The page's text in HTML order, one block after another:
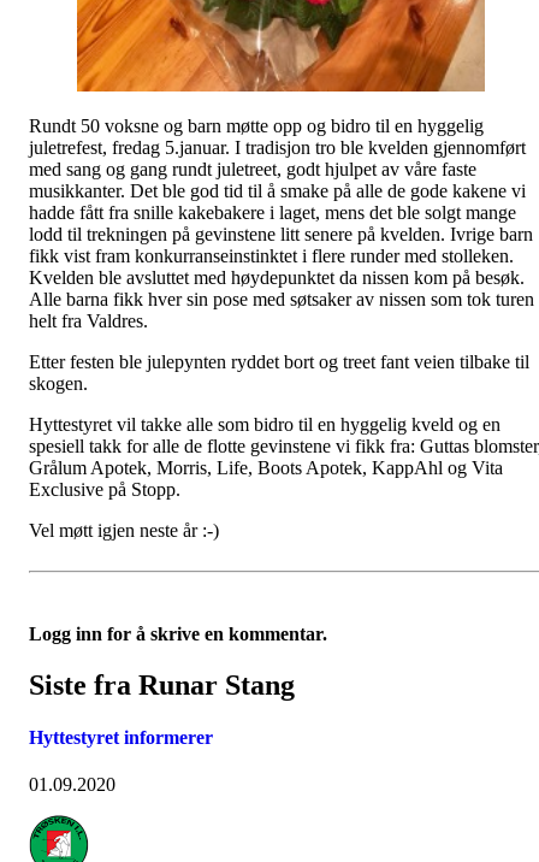
Rundt 50 voksne og barn møtte opp og bidro til en hyggelig
juletrefest, fredag 5.januar. I tradisjon tro ble kvelden gjennomført
med sang og gang rundt juletreet, godt hjulpet av våre faste
musikkanter. Det ble god tid til å smake på alle de gode kakene vi
hadde fått fra snille kakebakere i laget, mens det ble solgt mange
lodd til trekningen på gevinstene litt senere på kvelden. Ivrige barn
fikk vist fram konkurranseinstinktet i flere runder med stolleken.
Kvelden ble avsluttet med høydepunktet da nissen kom på besøk.
Alle barna fikk hver sin pose med søtsaker av nissen som tok turen
helt fra Valdres.
Etter festen ble julepynten ryddet bort og treet fant veien tilbake til
skogen.
Hyttestyret vil takke alle som bidro til en hyggelig kveld og en
spesiell takk for alle de flotte gevinstene vi fikk fra: Guttas
Grålum Apotek, Morris, Life, Boots Apotek, KappAhl og Vita
Exclusive på Stopp.
Vel møtt igjen neste år :-)
Logg inn for å skrive en kommentar.
Siste fra Runar Stang
Hyttestyret informerer
01.09.2020